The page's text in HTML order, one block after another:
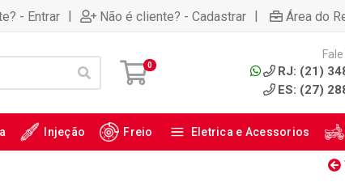
- Entrar | Não é cliente? - Cadastrar | Área do
0
RJ: (21)
ES: (27)
Injeção Freio Eletrica e Acessorios